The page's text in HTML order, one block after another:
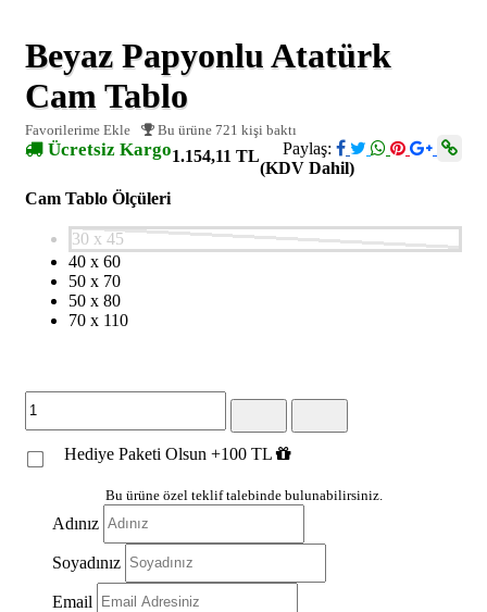
Beyaz Papyonlu Atatürk
Cam Tablo
Favorilerime Ekle Bu ürüne 721 kişi baktı
Ücretsiz Kargo Paylaş:
1.154,11 TL
(KDV Dahil)
Cam Tablo Ölçüleri
30 x 45
40 x 60
50 x 70
50 x 80
70 x 110
Hediye Paketi Olsun +100 TL
Bu ürüne özel teklif talebinde bulunabilirsiniz.
Adınız
Soyadınız
Email